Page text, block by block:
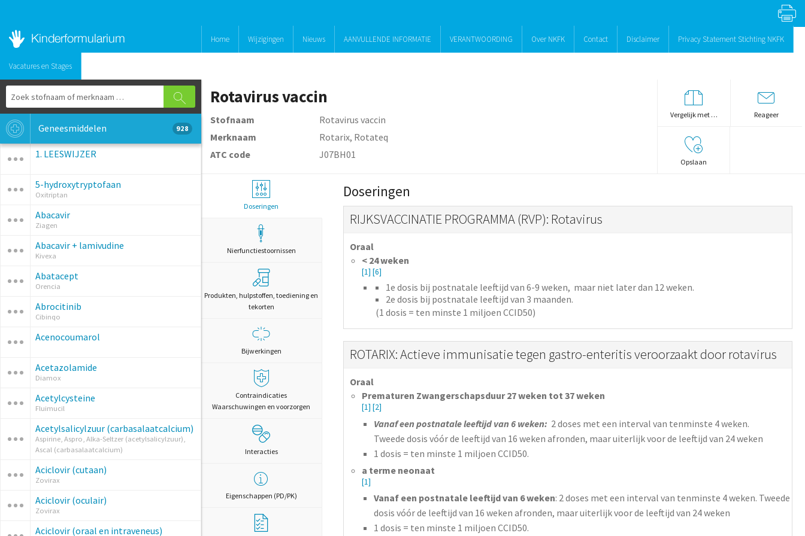
Home Wijzigingen Nieuws AANVULLENDE INFORMATIE VERANTWOORDING Over NKFK Contact Disclaimer Privacy Statement Stichting NKFK
Vacatures en Stages
Geneesmiddelen 928
1. LEESWIJZER
5-hydroxytryptofaan
Oxitriptan
Abacavir
Ziagen
Abacavir + lamivudine
Kivexa
Abatacept
Orencia
Abrocitinib
Cibinqo
Acenocoumarol
Acetazolamide
Diamox
Acetylcysteine
Fluimucil
Acetylsalicylzuur (carbasalaatcalcium)
Aspirine, Aspro, Alka-Seltzer (acetylsalicylzuur),
Ascal (carbasalaatcalcium)
Aciclovir (cutaan)
Zovirax
Aciclovir (oculair)
Zovirax
Aciclovir (oraal en intraveneus)
Rotavirus vaccin
Stofnaam
Rotavirus vaccin
Merknaam
Rotarix, Rotateq
ATC code
J07BH01
Vergelijk met … Reageer
Opslaan
Doseringen
Nierfunctiestoornissen
Produkten, hulpstoffen, toediening en
tekorten
Bijwerkingen
Contraindicaties
Waarschuwingen en voorzorgen
Interacties
Eigenschappen (PD/PK)
Doseringen
RIJKSVACCINATIE PROGRAMMA (RVP): Rotavirus
Oraal
< 24 weken
[1] [6]
1e dosis bij postnatale leeftijd van 6-9 weken, maar niet later dan 12 weken.
2e dosis bij postnatale leeftijd van 3 maanden.
(1 dosis = ten minste 1 miljoen CCID50)
ROTARIX: Actieve immunisatie tegen gastro-enteritis veroorzaakt door rotavirus
Oraal
Prematuren Zwangerschapsduur 27 weken tot 37 weken
[1] [2]
Vanaf een postnatale leeftijd van 6 weken: 2 doses met een interval van tenminste 4 weken.
Tweede dosis vóór de leeftijd van 16 weken afronden, maar uiterlijk voor de leeftijd van 24 weken
1 dosis = ten minste 1 miljoen CCID50.
a terme neonaat
[1]
Vanaf een postnatale leeftijd van 6 weken: 2 doses met een interval van tenminste 4 weken. Tweede
dosis vóór de leeftijd van 16 weken afronden, maar uiterlijk voor de leeftijd van 24 weken
1 dosis = ten minste 1 miljoen CCID50.